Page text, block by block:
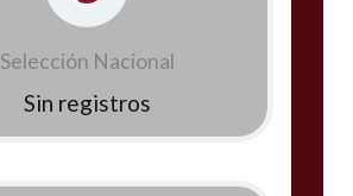
Selección Nacional
Sin registros